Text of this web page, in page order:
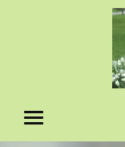
MENY